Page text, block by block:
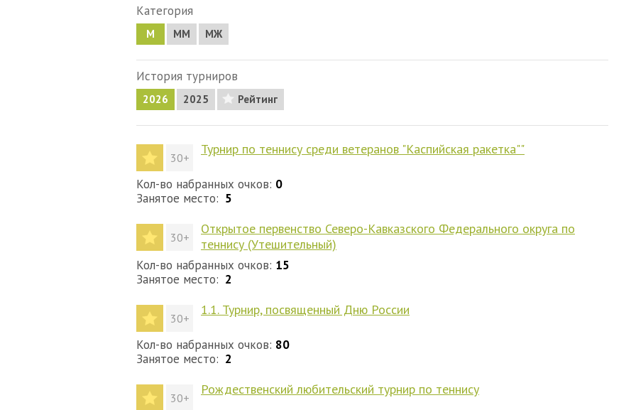
Категория
М MM МЖ
История турниров
2026 2025 Рейтинг
30+
Турнир по теннису среди ветеранов "Каспийская ракетка""
Кол-во набранных очков: 0
Занятое место: 5
30+
Открытое первенство Северо-Кавказского Федерального округа по
теннису (Утешительный)
Кол-во набранных очков: 15
Занятое место: 2
30+
1.1. Турнир, посвященный Дню России
Кол-во набранных очков: 80
Занятое место: 2
30+
Рождественский любительский турнир по теннису